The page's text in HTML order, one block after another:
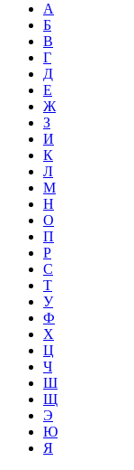
А
Б
В
Г
Д
Е
Ж
З
И
К
Л
М
Н
О
П
Р
С
Т
У
Ф
Х
Ц
Ч
Ш
Щ
Э
Ю
Я